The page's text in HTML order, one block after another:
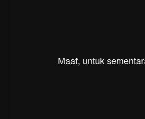
Maaf, untuk